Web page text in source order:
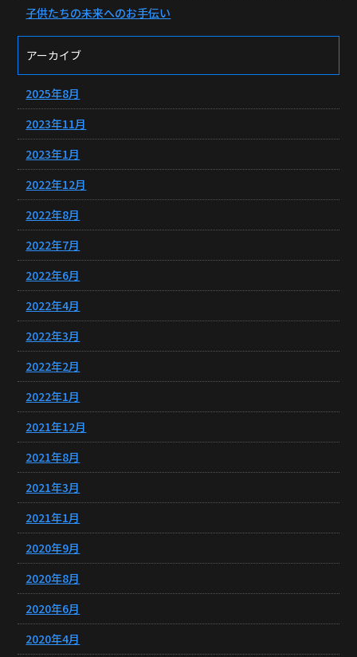
子供たちの未来へのお手伝い
アーカイブ
2025年8月
2023年11月
2023年1月
2022年12月
2022年8月
2022年7月
2022年6月
2022年4月
2022年3月
2022年2月
2022年1月
2021年12月
2021年8月
2021年3月
2021年1月
2020年9月
2020年8月
2020年6月
2020年4月